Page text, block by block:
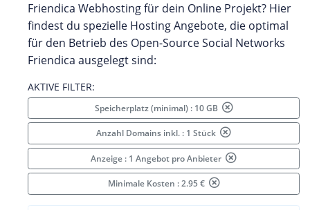
Friendica Webhosting für dein Online Projekt? Hier
findest du spezielle Hosting Angebote, die optimal
für den Betrieb des Open-Source Social Networks
Friendica ausgelegt sind:
AKTIVE FILTER:
Speicherplatz (minimal) : 10 GB
Anzahl Domains inkl. : 1 Stück
Anzeige : 1 Angebot pro Anbieter
Minimale Kosten : 2.95 €